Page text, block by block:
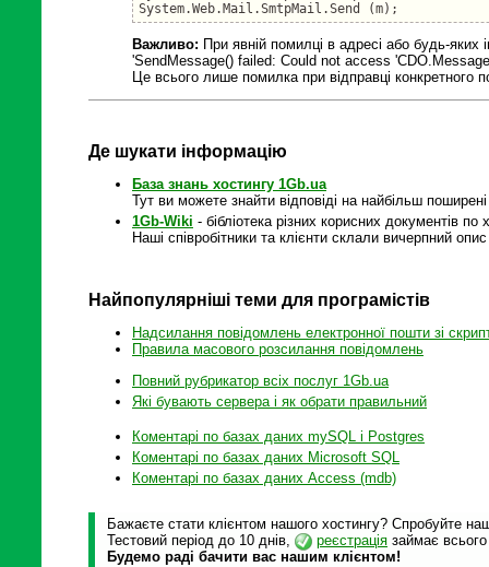
Важливо: При явній помилці в адресі або будь-
'SendMessage() failed: Could not access
Це всього лише помилка при відправці конкретного
Де шукати інформацію
База знань хостингу 1Gb.ua
Тут ви можете знайти відповіді на найбільш
1Gb-Wiki - бібліотека різних корисних документів по
Наші співробітники та клієнти склали вичерпний
Найпопулярніші теми для програмістів
Надсилання повідомлень електронної пошти зі
Правила масового розсилання повідомлень
Повний рубрикатор всіх послуг 1Gb.ua
Які бувають сервера і як обрати правильний
Коментарі по базах даних mySQL і Postgres
Коментарі по базах даних Microsoft SQL
Коментарі по базах даних Access (mdb)
Бажаєте стати клієнтом нашого хостингу? Спробуйте
Тестовий період до 10 днів,
реєстрація займає
Будемо раді бачити вас нашим клієнтом!